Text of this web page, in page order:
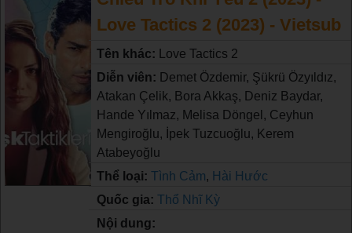
Love Tactics 2 (2023) - Vietsub
Tên khác:
Love Tactics 2
Diễn viên: Demet Özdemir, Şükrü Özyıldız,
Atakan Çelik, Bora Akkaş, Deniz Baydar,
Hande Yılmaz, Melisa Döngel, Ceyhun
Mengiroğlu, İpek Tuzcuoğlu, Kerem
Atabeyoğlu
Thể loại: Tình Cảm, Hài Hước
Quốc gia: Thổ Nhĩ Kỳ
Nội dung: